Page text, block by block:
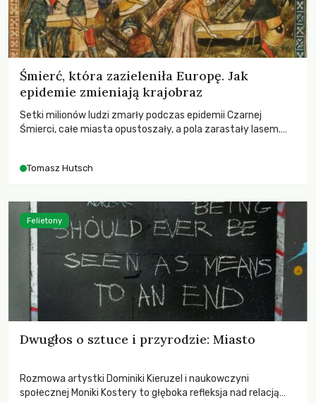
Śmierć, która zazieleniła Europę. Jak
epidemie zmieniają krajobraz
Setki milionów ludzi zmarły podczas epidemii Czarnej
Śmierci, całe miasta opustoszały, a pola zarastały lasem.
największych katastrof w swoich dziejach.
Tomasz Hutsch
Dwugłos o sztuce i przyrodzie: Miasto
Rozmowa artystki Dominiki Kieruzel i naukowczyni
społecznej Moniki Kostery to głęboka refleksja nad relacją
Felietony